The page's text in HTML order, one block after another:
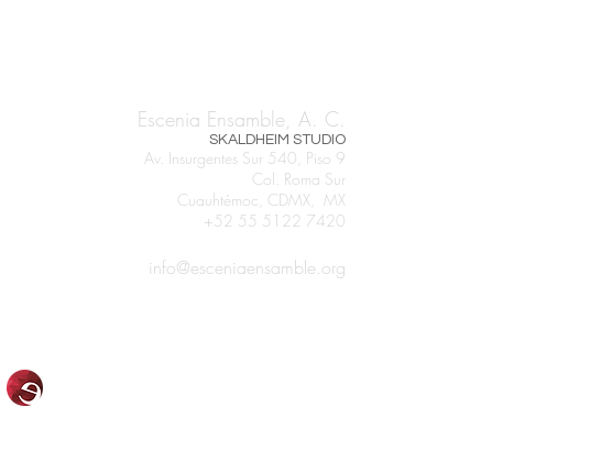
Escenia Ensamble, A. C.
SKALDHEIM STUDIO
Av. Insurgentes Sur 540, Piso 9
Col. Roma Sur
Cuauhtémoc, CDMX, MX
+52 55 5122 7420
info@esceniaensamble.org